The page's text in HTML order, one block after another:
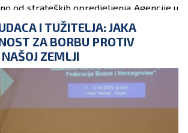
od strateških opredjeljenja Agencije u
te u tom smislu Agencija će pružiti
na raspolaganje APIK-u prilikom
Akcionog plana, kao i potporu mjerama
u borbi protiv korupcije u Bosni i
radi postizanja većeg stepena
svim nivoima vlasti, kazao je Bašić.
se usaglasili oko visine razmjere i
I TUŽITELJA: JAKA
ZA BORBU PROTIV
ZEMLJI